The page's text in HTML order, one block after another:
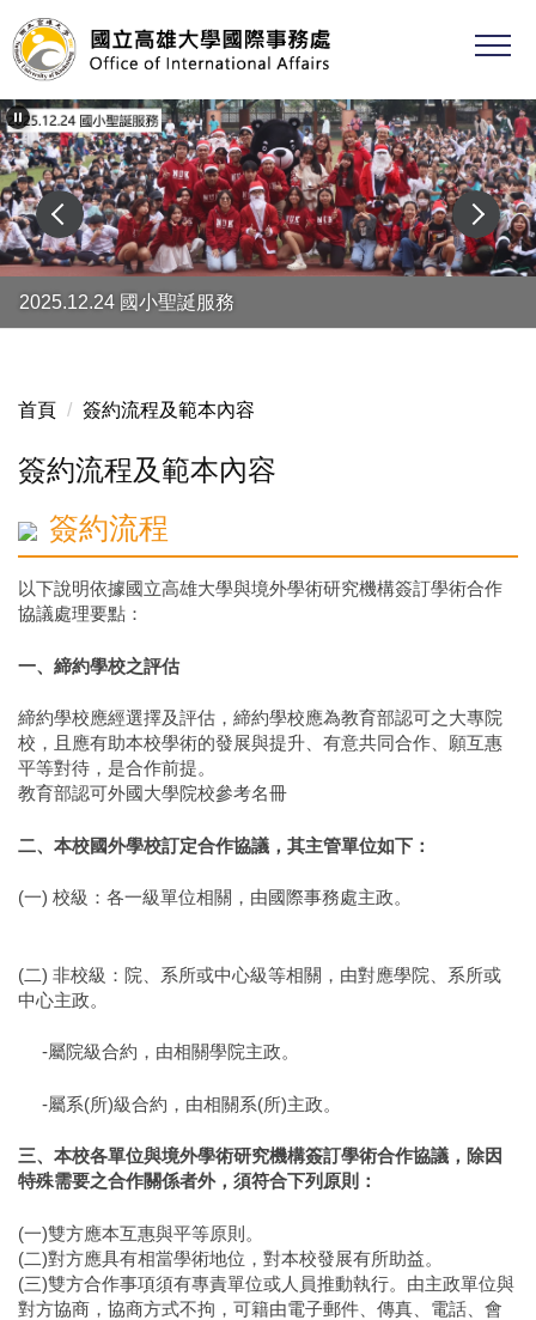
跳
到
主
要
內
容
區
2025.12.24 國小聖誕服務
2025.12.18 新生工作證暨職業場域安全說明會
首頁 簽約流程及範本內容
簽約流程及範本內容
簽約流程
以下說明依據國立高雄大學與境外學術研究機構簽訂學術合作
協議處理要點：
一、締約學校之評估
締約學校應經選擇及評估，締約學校應為教育部認可之大專院
校，且應有助本校學術的發展與提升、有意共同合作、願互惠
平等對待，是合作前提。
教育部認可外國大學院校參考名冊
二、本校國外學校訂定合作協議，其主管單位如下：
(一) 校級：各一級單位相關，由國際事務處主政。
(二) 非校級：院、系所或中心級等相關，由對應學院、系所或
中心主政。
-屬院級合約，由相關學院主政。
-屬系(所)級合約，由相關系(所)主政。
三、本校各單位與境外學術研究機構簽訂學術合作協議，除因
特殊需要之合作關係者外，須符合下列原則：
(一)雙方應本互惠與平等原則。
(二)對方應具有相當學術地位，對本校發展有所助益。
(三)雙方合作事項須有專責單位或人員推動執行。由主政單位與
對方協商，協商方式不拘，可籍由電子郵件、傳真、電話、會